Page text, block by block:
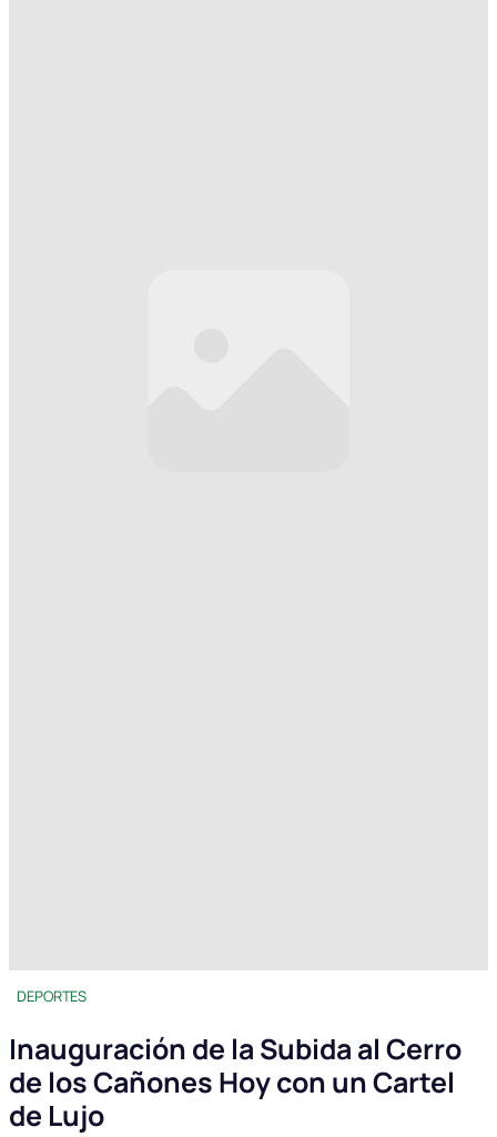
DEPORTES
Inauguración de la Subida al Cerro
de los Cañones Hoy con un Cartel
de Lujo